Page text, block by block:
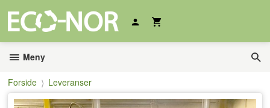
innholdet
Meny
Forside Leveranser